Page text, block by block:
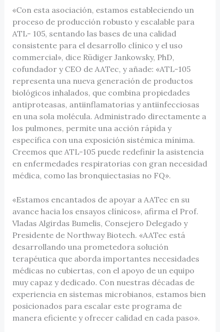
«Con esta asociación, estamos estableciendo un
proceso de producción robusto y escalable para
ATL- 105, sentando las bases de una calidad
consistente para el desarrollo clínico y el uso
commercial», dice Rüdiger Jankowsky, PhD,
cofundador y CEO de AATec, y añade: «ATL-105
representa una nueva generación de productos
biológicos inhalados, que combina propiedades
antiproteasas, antiinflamatorias y antiinfecciosas
en una sola molécula. Administrado directamente a
los pulmones, permite una acción rápida y
específica con una exposición sistémica mínima.
Creemos que ATL-105 puede redefinir la asistencia
en enfermedades respiratorias con gran necesidad
médica, como las bronquiectasias no FQ».
«Estamos encantados de apoyar a AATec en su
avance hacia los ensayos clínicos», afirma el Prof.
Vladas Algirdas Bumelis, Consejero Delegado y
Presidente de Northway Biotech. «AATec está
desarrollando una prometedora solución
terapéutica que aborda importantes necesidades
médicas no cubiertas, con el apoyo de un equipo
muy capaz y dedicado. Con nuestras décadas de
experiencia en sistemas microbianos, estamos bien
posicionados para escalar este programa de
manera eficiente y ofrecer calidad en cada paso».